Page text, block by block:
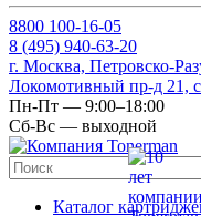
8800 100-16-05
8 (495) 940-63-20
г. Москва, Петровско-
Локомотивный пр-д 21,
Пн-Пт — 9:00–18:00
Сб-Вс — выходной
Каталог